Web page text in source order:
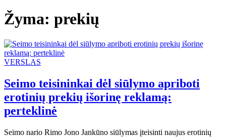
Žyma: prekių
VERSLAS
Seimo teisininkai dėl siūlymo apriboti
erotinių prekių išorinę reklamą:
perteklinė
Seimo nario Rimo Jono Jankūno siūlymas įteisinti naujus erotinių